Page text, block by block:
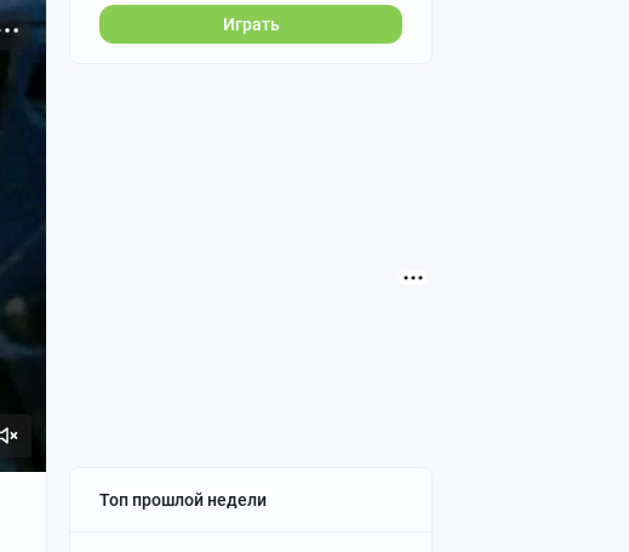
Играть
Топ прошлой недели